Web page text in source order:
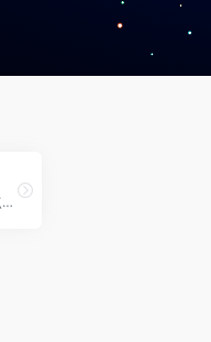
果核剥壳是一家综合科技站点，看新闻，分享精品、绿色软件，Windows系统。守住互联网最后的一片净土。